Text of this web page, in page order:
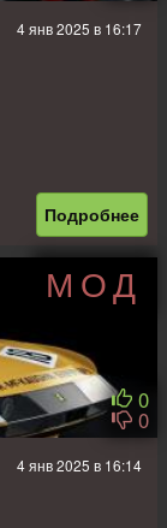
4 янв 2025 в 16:17
Подробнее
МОД
0
0
4 янв 2025 в 16:14